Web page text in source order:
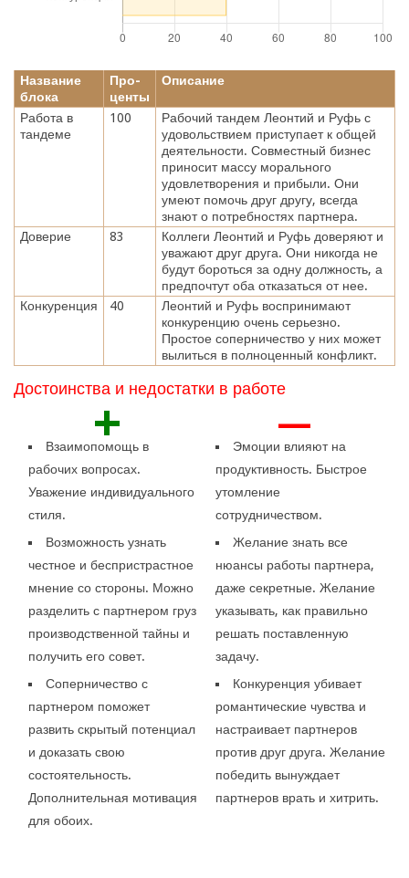
Название
блока
Про-
центы
Описание
Работа в
тандеме
100
Рабочий тандем Леонтий и Руфь с
удовольствием приступает к общей
деятельности. Совместный бизнес
приносит массу морального
удовлетворения и прибыли. Они
умеют помочь друг другу, всегда
знают о потребностях партнера.
Доверие
83
Коллеги Леонтий и Руфь доверяют и
уважают друг друга. Они никогда не
будут бороться за одну должность, а
предпочтут оба отказаться от нее.
Конкуренция
40
Леонтий и Руфь воспринимают
конкуренцию очень серьезно.
Простое соперничество у них может
вылиться в полноценный конфликт.
Достоинства и недостатки в работе
+
Взаимопомощь в
рабочих вопросах.
Уважение индивидуального
стиля.
Возможность узнать
честное и беспристрастное
мнение со стороны. Можно
разделить с партнером груз
производственной тайны и
получить его совет.
Соперничество с
партнером поможет
развить скрытый потенциал
и доказать свою
состоятельность.
Дополнительная мотивация
для обоих.
—
Эмоции влияют на
продуктивность. Быстрое
утомление
сотрудничеством.
Желание знать все
нюансы работы партнера,
даже секретные. Желание
указывать, как правильно
решать поставленную
задачу.
Конкуренция убивает
романтические чувства и
настраивает партнеров
против друг друга. Желание
победить вынуждает
партнеров врать и хитрить.